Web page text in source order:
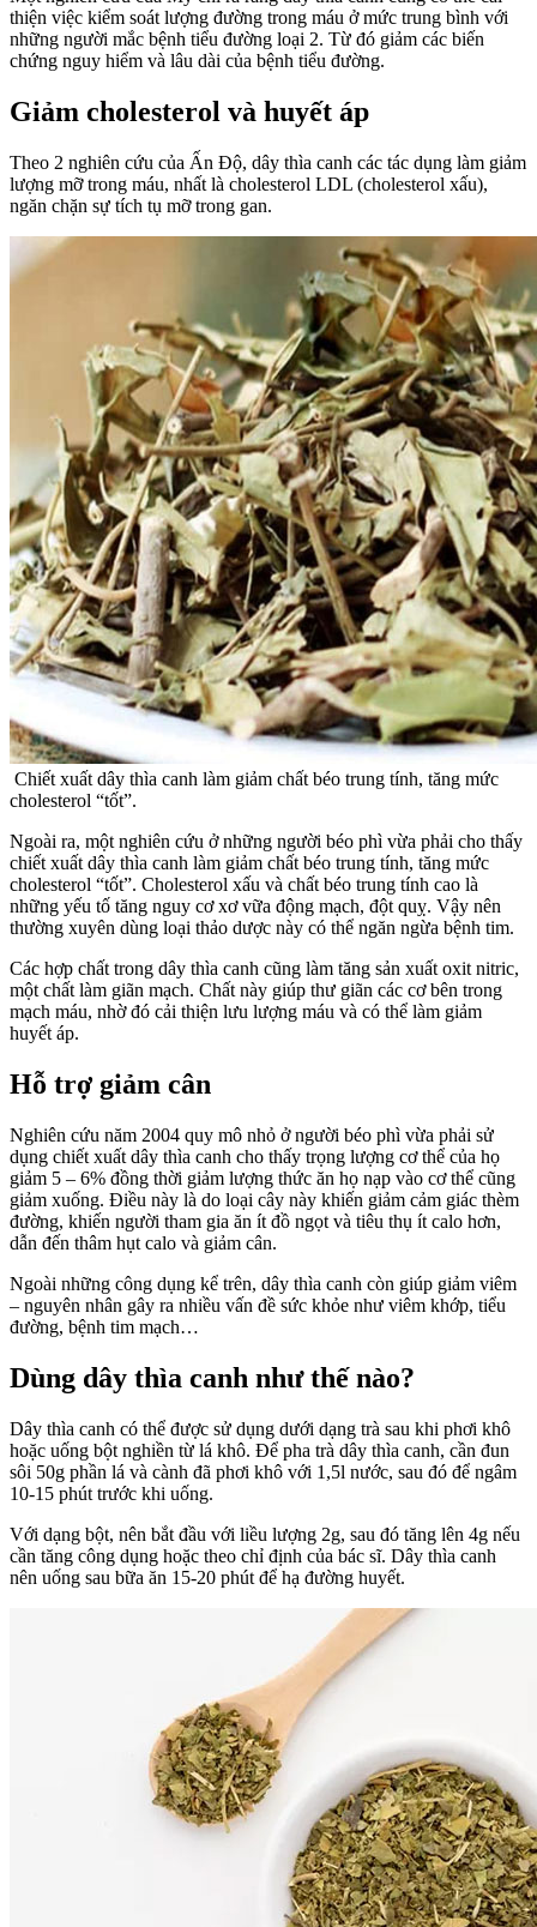
thiện việc kiểm soát lượng đường trong máu ở mức trung bình với
những người mắc bệnh tiểu đường loại 2. Từ đó giảm các biến
chứng nguy hiểm và lâu dài của bệnh tiểu đường.
Giảm cholesterol và huyết áp
Theo 2 nghiên cứu của Ấn Độ, dây thìa canh các tác dụng làm giảm
lượng mỡ trong máu, nhất là cholesterol LDL (cholesterol xấu),
ngăn chặn sự tích tụ mỡ trong gan.
Chiết xuất dây thìa canh làm giảm chất béo trung tính, tăng mức
cholesterol “tốt”.
Ngoài ra, một nghiên cứu ở những người béo phì vừa phải cho thấy
chiết xuất dây thìa canh làm giảm chất béo trung tính, tăng mức
cholesterol “tốt”. Cholesterol xấu và chất béo trung tính cao là
những yếu tố tăng nguy cơ xơ vữa động mạch, đột quỵ. Vậy nên
thường xuyên dùng loại thảo dược này có thể ngăn ngừa bệnh tim.
Các hợp chất trong dây thìa canh cũng làm tăng sản xuất oxit nitric,
một chất làm giãn mạch. Chất này giúp thư giãn các cơ bên trong
mạch máu, nhờ đó cải thiện lưu lượng máu và có thể làm giảm
huyết áp.
Hỗ trợ giảm cân
Nghiên cứu năm 2004 quy mô nhỏ ở người béo phì vừa phải sử
dụng chiết xuất dây thìa canh cho thấy trọng lượng cơ thể của họ
giảm 5 – 6% đồng thời giảm lượng thức ăn họ nạp vào cơ thể cũng
giảm xuống. Điều này là do loại cây này khiến giảm cảm giác thèm
đường, khiến người tham gia ăn ít đồ ngọt và tiêu thụ ít calo hơn,
dẫn đến thâm hụt calo và giảm cân.
Ngoài những công dụng kể trên, dây thìa canh còn giúp giảm viêm
– nguyên nhân gây ra nhiều vấn đề sức khỏe như viêm khớp, tiểu
đường, bệnh tim mạch…
Dùng dây thìa canh như thế nào?
Dây thìa canh có thể được sử dụng dưới dạng trà sau khi phơi khô
hoặc uống bột nghiền từ lá khô. Để pha trà dây thìa canh, cần đun
sôi 50g phần lá và cành đã phơi khô với 1,5l nước, sau đó để ngâm
10-15 phút trước khi uống.
Với dạng bột, nên bắt đầu với liều lượng 2g, sau đó tăng lên 4g nếu
cần tăng công dụng hoặc theo chỉ định của bác sĩ. Dây thìa canh
nên uống sau bữa ăn 15-20 phút để hạ đường huyết.